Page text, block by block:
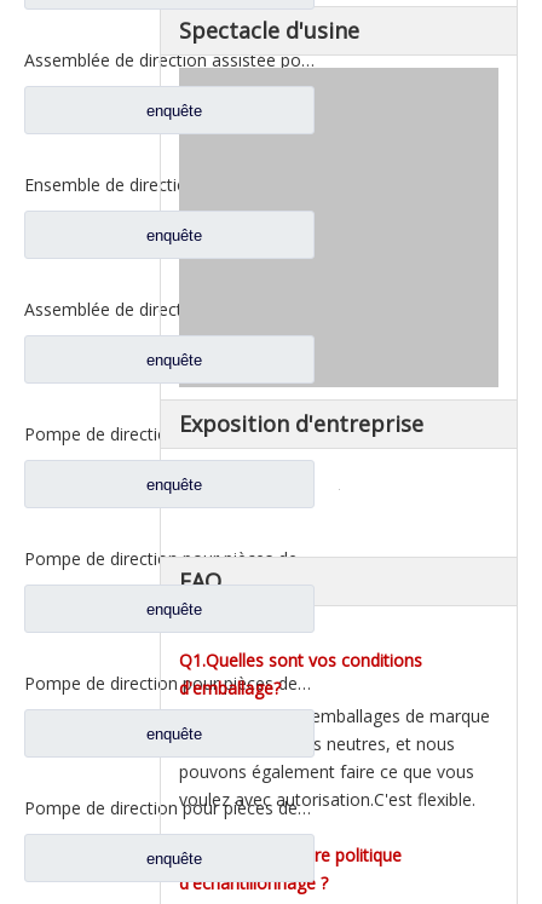
Assemblée de direction assistée pour les pièces de rechange WG9925477132 de camion de Sinotruk Howo
enquête
enquête
enquête
Pompe de direction pour pièces de rechange de camion Sinotruk Howo WG99314761371
enquête
Pompe de direction pour pièces de rechange de camion Sinotruk Howo WG9731471220
enquête
Pompe de direction pour pièces de rechange de camion Sinotruk Howo WG9619470080
enquête
Pompe de direction pour pièces de rechange de camion Sinotruk Howo WG9719470037
enquête
Spectacle d'usine
Exposition d'entreprise
FAQ
Q1.Quelles sont vos conditions
d'emballage?
Nous avons des emballages de marque
et des emballages neutres, et nous
pouvons également faire ce que vous
voulez avec autorisation.C'est flexible.
Q2.Quelle est votre politique
d'échantillonnage ?